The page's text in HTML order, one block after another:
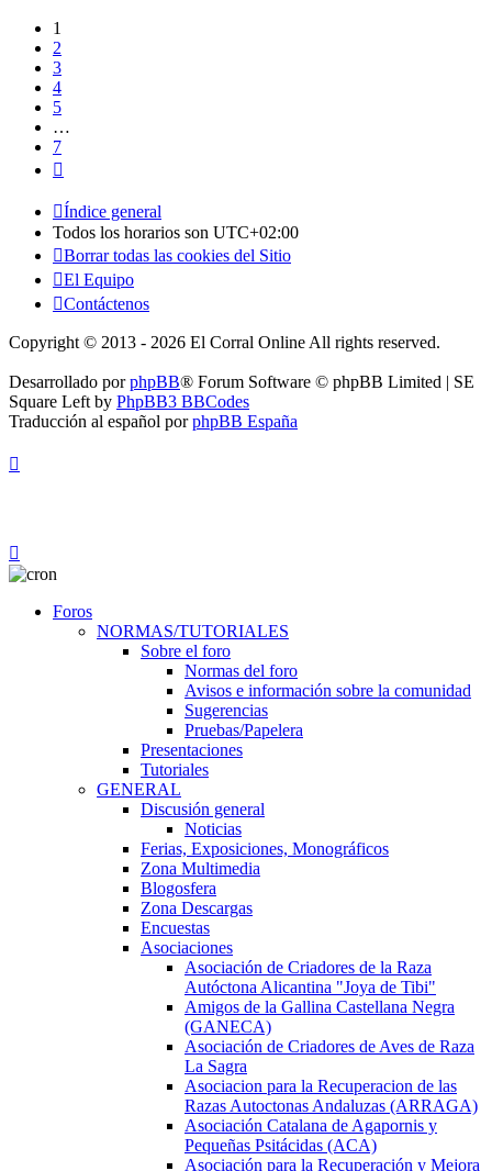
1
2
3
4
5
…
7
Índice general
Todos los horarios son UTC+02:00
Borrar todas las cookies del Sitio
El Equipo
Contáctenos
Copyright © 2013 - 2026 El Corral Online All rights reserved.
Desarrollado porphpBB® Forum Software © phpBB Limited | SE
Square Left by PhpBB3 BBCodes
Traducción al español porphpBB España
Foros
NORMAS/TUTORIALES
Sobre el foro
Normas del foro
Avisos e información sobre la comunidad
Sugerencias
Pruebas/Papelera
Presentaciones
Tutoriales
GENERAL
Discusión general
Noticias
Ferias, Exposiciones, Monográficos
Zona Multimedia
Blogosfera
Zona Descargas
Encuestas
Asociaciones
Asociación de Criadores de la Raza
Autóctona Alicantina "Joya de Tibi"
Amigos de la Gallina Castellana Negra
(GANECA)
Asociación de Criadores de Aves de Raza
La Sagra
Asociacion para la Recuperacion de las
Razas Autoctonas Andaluzas (ARRAGA)
Asociación Catalana de Agapornis y
Pequeñas Psitácidas (ACA)
Asociación para la Recuperación y Mejora